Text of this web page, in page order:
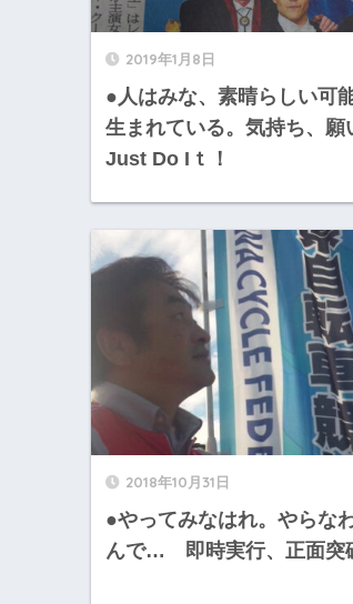
2019年1月8日
●人はみな、素晴らしい可
生まれている。気持ち、
Just Do Iｔ！
2018年10月31日
●やってみなはれ。やらな
んで… 即時実行、正面突